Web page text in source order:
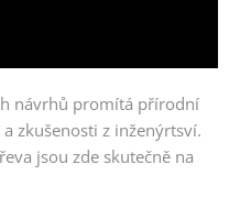
návrhů promítá přírodní
zkušenosti z inženýrtsví.
jsou zde skutečně na